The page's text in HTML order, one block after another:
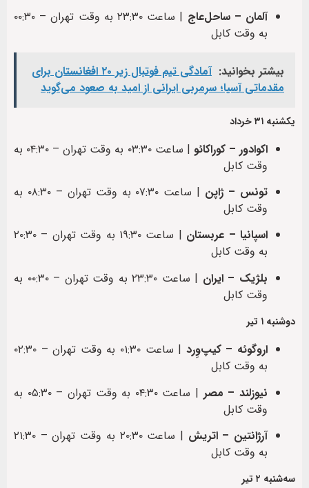
آلمان – ساحل‌عاج
| ساعت ۲۳:۳۰ به وقت تهران – ۰۰:۳۰
به وقت کابل
بیشتر بخوانید:
آمادگی تیم فوتبال زیر ۲۰ افغانستان برای
مقدماتی آسیا؛ سرمربی ایرانی از امید به صعود می‌گوید
یکشنبه ۳۱ خرداد
اکوادور – کوراکائو
| ساعت ۰۳:۳۰ به وقت تهران – ۰۴:۳۰ به
وقت کابل
تونس – ژاپن
| ساعت ۰۷:۳۰ به وقت تهران – ۰۸:۳۰ به
وقت کابل
اسپانیا – عربستان
| ساعت ۱۹:۳۰ به وقت تهران – ۲۰:۳۰
به وقت کابل
بلژیک – ایران
| ساعت ۲۳:۳۰ به وقت تهران – ۰۰:۳۰ به
وقت کابل
دوشنبه ۱ تیر
اروگوئه – کیپ‌وِرد
| ساعت ۰۱:۳۰ به وقت تهران – ۰۲:۳۰
به وقت کابل
نیوزلند – مصر
| ساعت ۰۴:۳۰ به وقت تهران – ۰۵:۳۰ به
وقت کابل
آرژانتین – اتریش
| ساعت ۲۰:۳۰ به وقت تهران – ۲۱:۳۰
به وقت کابل
سه‌شنبه ۲ تیر